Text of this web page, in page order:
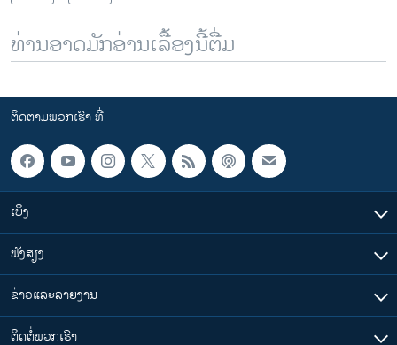
ທ່ານອາດມັກອ່ານເລື້ອງນີ້ຕື່ມ
ຕິດຕາມພວກເຮົາ ທີ່
ເບິ່ງ
ຟັງສຽງ
ຂ່າວແລະລາຍງານ
ຕິດຕໍ່ພວກເຮົາ